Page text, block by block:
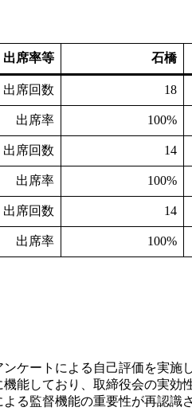
出席率等 石橋
出席回数 18
出席率 100%
出席回数 14
出席率 100%
出席回数 14
出席率 100%
ケートによる自己評価を実施
能しており、取締役会の実効
る監督機能の重要性が再認識